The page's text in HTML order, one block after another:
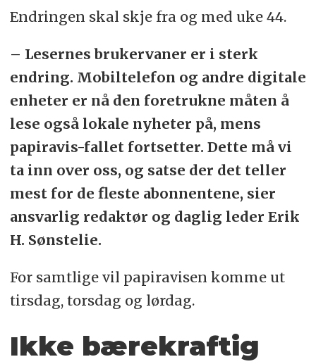
Endringen skal skje fra og med uke 44.
– Lesernes brukervaner er i sterk
endring. Mobiltelefon og andre digitale
enheter er nå den foretrukne måten å
lese også lokale nyheter på, mens
papiravis-fallet fortsetter. Dette må vi
ta inn over oss, og satse der det teller
mest for de fleste abonnentene, sier
ansvarlig redaktør og daglig leder Erik
H. Sønstelie.
For samtlige vil papiravisen komme ut
tirsdag, torsdag og lørdag.
Ikke bærekraftig